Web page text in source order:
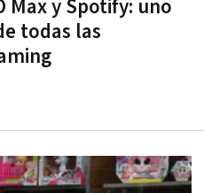
Max y Spotify: uno
todas las